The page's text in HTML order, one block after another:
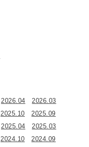
2026.04
2026.03
2025.10
2025.09
2025.04
2025.03
2024.10
2024.09